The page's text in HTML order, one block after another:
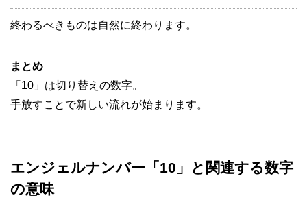
終わるべきものは自然に終わります。
まとめ
「10」は切り替えの数字。
手放すことで新しい流れが始まります。
エンジェルナンバー「10」と関連する数字
の意味